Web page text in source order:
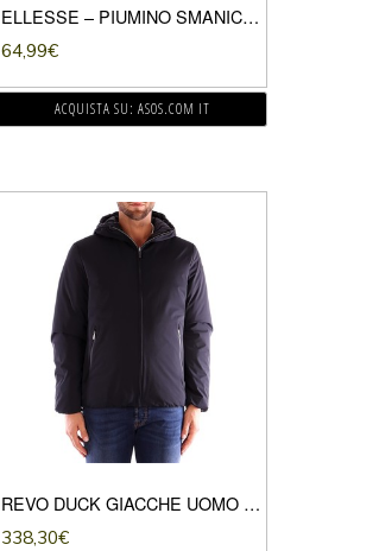
ELLESSE – PIUMINO SMANICATO KAKI-VERDE
64,99€
ACQUISTA SU: ASOS.COM IT
REVO DUCK GIACCHE UOMO BLU
338,30€